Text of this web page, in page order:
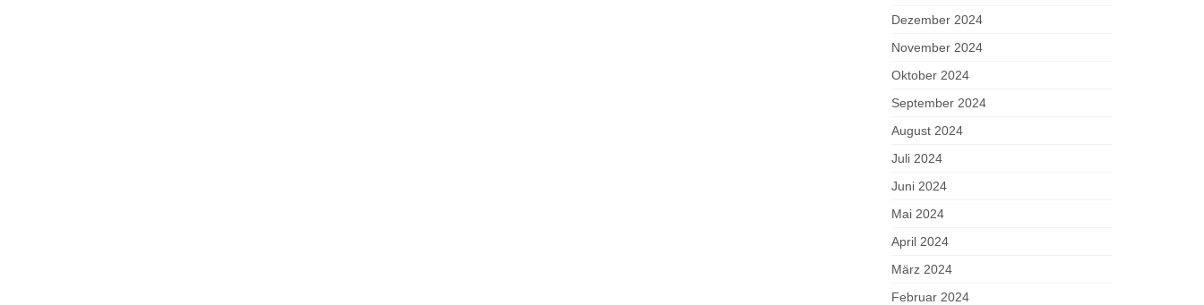
Dezember 2024
November 2024
Oktober 2024
September 2024
August 2024
Juli 2024
Juni 2024
Mai 2024
April 2024
März 2024
Februar 2024